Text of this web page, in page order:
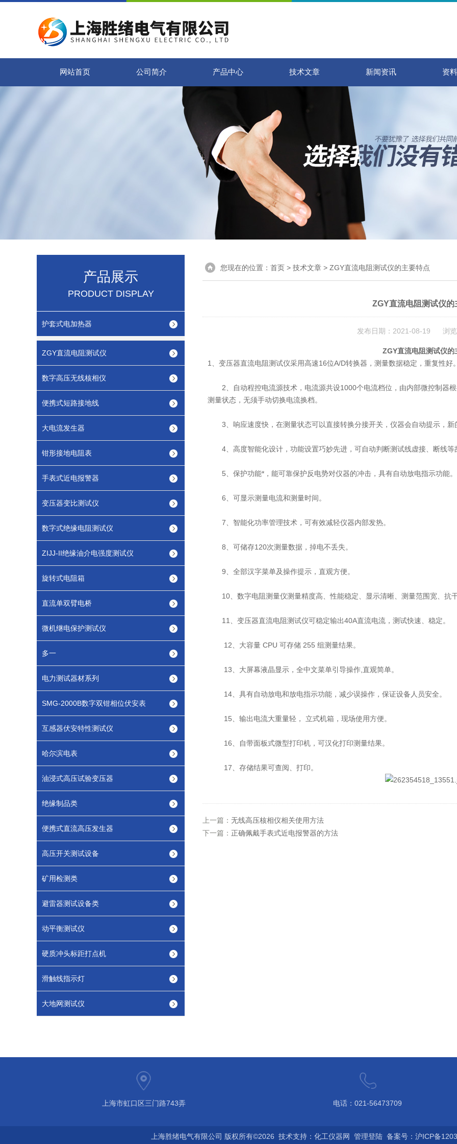
网站首页 公司简介 产品中心 技术文章 新闻资讯 资
产品展示
PRODUCT DISPLAY
护套式电加热器
ZGY直流电阻测试仪
数字高压无线核相仪
便携式短路接地线
大电流发生器
钳形接地电阻表
手表式近电报警器
变压器变比测试仪
数字式绝缘电阻测试仪
ZIJJ-II绝缘油介电强度测试仪
旋转式电阻箱
直流单双臂电桥
微机继电保护测试仪
多一
电力测试器材系列
SMG-2000B数字双钳相位伏安表
互感器伏安特性测试仪
哈尔滨电表
油浸式高压试验变压器
绝缘制品类
便携式直流高压发生器
高压开关测试设备
矿用检测类
避雷器测试设备类
动平衡测试仪
硬质冲头标距打点机
滑触线指示灯
大地网测试仪
您现在的位置： 首页 > 技术文章 > ZGY直流电阻测试仪的主要特点
ZGY直流电阻测试仪的
发布日期：2021-08-19 浏览
ZGY直流电阻测试仪的
1、变压器直流电阻测试仪采用高速16位A/D转换器，测量数据稳定，重复性好
2、自动程控电流源技术，电流源共设1000个电流档位，由内部微控制器
测量状态，无须手动切换电流换档。
3、响应速度快，在测量状态可以直接转换分接开关，仪器会自动提示，新
4、高度智能化设计，功能设置巧妙先进，可自动判断测试线虚接、断线等
5、保护功能*，能可靠保护反电势对仪器的冲击，具有自动放电指示功能。
6、可显示测量电流和测量时间。
7、智能化功率管理技术，可有效减轻仪器内部发热。
8、可储存120次测量数据，掉电不丢失。
9、全部汉字菜单及操作提示，直观方便。
10、数字电阻测量仪测量精度高、性能稳定、显示清晰、测量范围宽、抗
11、变压器直流电阻测试仪可稳定输出40A直流电流，测试快速、稳定。
12、大容量 CPU 可存储 255 组测量结果。
13、大屏幕液晶显示，全中文菜单引导操作,直观简单。
14、具有自动放电和放电指示功能，减少误操作，保证设备人员安全。
15、输出电流大重量轻， 立式机箱，现场使用方便。
16、自带面板式微型打印机，可汉化打印测量结果。
17、存储结果可查阅、打印。
上一篇： 无线高压核相仪相关使用方法
下一篇： 正确佩戴手表式近电报警器的方法
上海市虹口区三门路743弄 电话：021-56473709
上海胜绪电气有限公司 版权所有©2026 技术支持： 化工仪器网 管理登陆 备案号：沪ICP备